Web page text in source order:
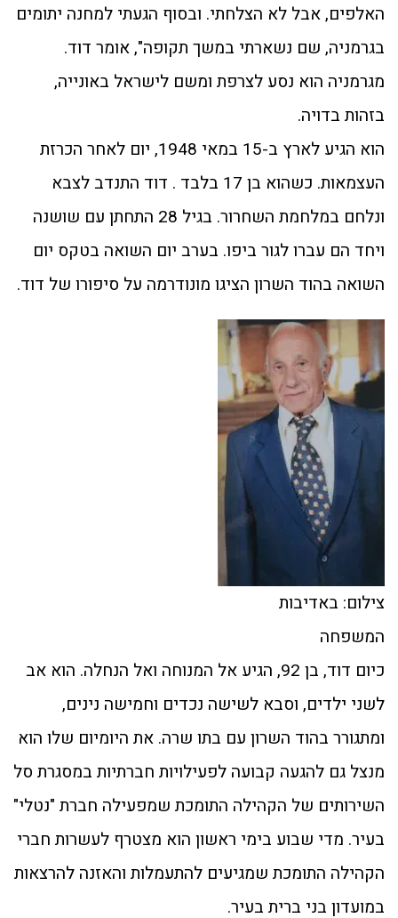
האלפים, אבל לא הצלחתי. ובסוף הגעתי למחנה יתומים
בגרמניה, שם נשארתי במשך תקופה", אומר דוד.
מגרמניה הוא נסע לצרפת ומשם לישראל באונייה,
בזהות בדויה.
הוא הגיע לארץ ב-15 במאי 1948, יום לאחר הכרזת
העצמאות. כשהוא בן 17 בלבד . דוד התנדב לצבא
ונלחם במלחמת השחרור. בגיל 28 התחתן עם שושנה
ויחד הם עברו לגור ביפו. בערב יום השואה בטקס יום
השואה בהוד השרון הציגו מונודרמה על סיפורו של דוד.
צילום: באדיבות
המשפחה
כיום דוד, בן 92, הגיע אל המנוחה ואל הנחלה. הוא אב
לשני ילדים, וסבא לשישה נכדים וחמישה נינים,
ומתגורר בהוד השרון עם בתו שרה. את היומיום שלו הוא
מנצל גם להגעה קבועה לפעילויות חברתיות במסגרת סל
השירותים של הקהילה התומכת שמפעילה חברת "נטלי"
בעיר. מדי שבוע בימי ראשון הוא מצטרף לעשרות חברי
הקהילה התומכת שמגיעים להתעמלות והאזנה להרצאות
במועדון בני ברית בעיר.